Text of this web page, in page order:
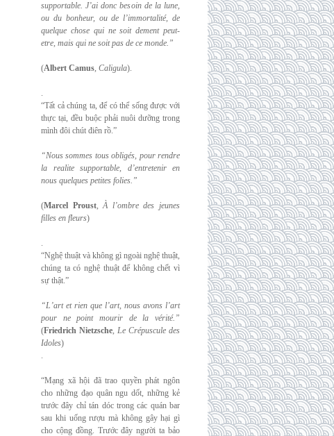
supportable. J’ai donc besoin de la lune,
ou du bonheur, ou de l’immortalité, de
quelque chose qui ne soit dement peut-
etre, mais qui ne soit pas de ce monde.”
(Albert Camus, Caligula).
.
“Tất cả chúng ta, để có thể sống được với
thực tại, đều buộc phải nuôi dưỡng trong
mình đôi chút điên rồ.”
“Nous sommes tous obligés, pour rendre
la realite supportable, d’entretenir en
nous quelques petites folies.”
(Marcel Proust,À l’ombre des jeunes
filles en fleurs)
.
“Nghệ thuật và không gì ngoài nghệ thuật,
chúng ta có nghệ thuật để không chết vì
sự thật.”
“L’art et rien que l’art, nous avons l’art
pour ne point mourir de la vérité.”
(Friedrich Nietzsche, Le Crépuscule des
Idoles)
.
“Mạng xã hội đã trao quyền phát ngôn
cho những đạo quân ngu dốt, những kẻ
trước đây chỉ tán dóc trong các quán bar
sau khi uống rượu mà không gây hại gì
cho cộng đồng. Trước đây người ta bảo